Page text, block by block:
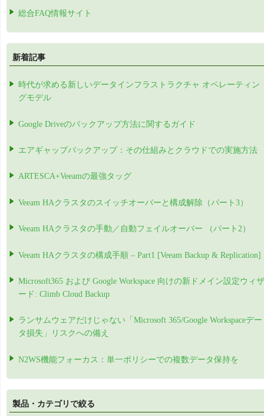
総合FAQ情報サイト
新着記事
時代が求める新しいデータインフラストラクチャ オペレーティン
グモデル
Google Driveのバックアップ方法に関するガイド
エアギャップバックアップ：その仕組みとクラウドでの実施方法
ARTESCA+Veeamの最強タッグ
Veeam HAクラスタのスイッチオーバーと構成解除（パート3）
Veeam HAクラスタの手動／自動フェイルオーバー （パート2）
Veeam HAクラスタの構成手順 – Part1 [Veeam Backup & Replication]
Microsoft365 および Google Workspace 向けの新ドメイン設定ウィザ
ード: Climb Cloud Backup
ランサムウェアだけじゃない「Microsoft 365/Google Workspaceデー
タ損失」リスクへの備え
N2WS機能フォーカス：単一ポリシーでの複数データ保持を
製品・カテゴリで絞る